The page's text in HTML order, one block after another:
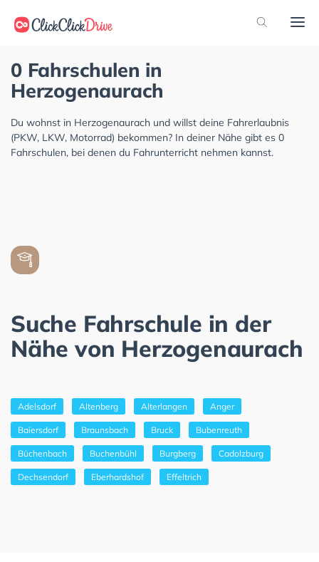
0 Fahrschulen in
Herzogenaurach
Du wohnst in Herzogenaurach und willst deine Fahrerlaubnis
(PKW, LKW, Motorrad) bekommen? In deiner Nähe gibt es 0
Fahrschulen, bei denen du Fahrunterricht nehmen kannst.
Suche Fahrschule in der
Nähe von Herzogenaurach
Adelsdorf Altenberg Alterlangen Anger
Baiersdorf Braunsbach Bruck Bubenreuth
Büchenbach Buchenbühl Burgberg Cadolzburg
Dechsendorf Eberhardshof Effeltrich